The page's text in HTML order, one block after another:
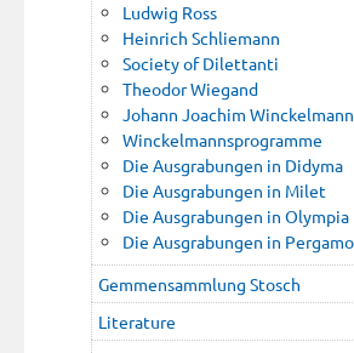
Ludwig Ross
Heinrich Schliemann
Society of Dilettanti
Theodor Wiegand
Johann Joachim Winckelmann
Winckelmannsprogramme
Die Ausgrabungen in Didyma
Die Ausgrabungen in Milet
Die Ausgrabungen in Olympia
Die Ausgrabungen in
Gemmensammlung Stosch
Literature